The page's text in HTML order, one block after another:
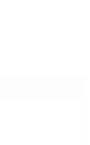
5 hviezdičiek.